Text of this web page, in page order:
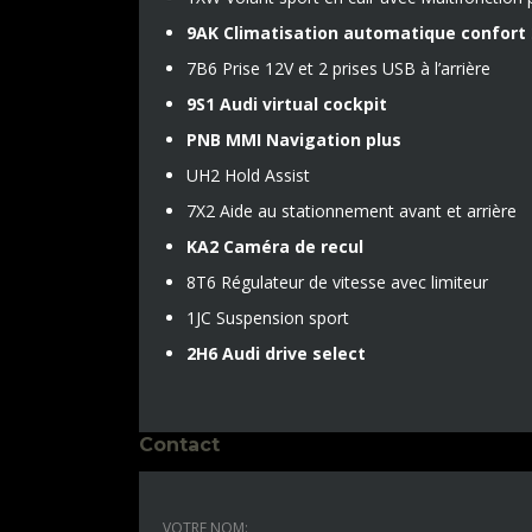
9AK Climatisation automatique confort
7B6 Prise 12V et 2 prises USB à l’arrière
9S1 Audi virtual cockpit
PNB MMI Navigation plus
UH2 Hold Assist
7X2 Aide au stationnement avant et arrière
KA2 Caméra de recul
8T6 Régulateur de vitesse avec limiteur
1JC Suspension sport
2H6 Audi drive select
Contact
VOTRE NOM: